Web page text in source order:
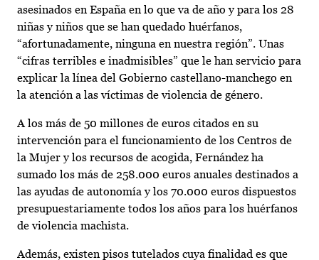
asesinados en España en lo que va de año y para los 28
niñas y niños que se han quedado huérfanos,
“afortunadamente, ninguna en nuestra región”. Unas
“cifras terribles e inadmisibles” que le han servicio para
explicar la línea del Gobierno castellano-manchego en
la atención a las víctimas de violencia de género.
A los más de 50 millones de euros citados en su
intervención para el funcionamiento de los Centros de
la Mujer y los recursos de acogida, Fernández ha
sumado los más de 258.000 euros anuales destinados a
las ayudas de autonomía y los 70.000 euros dispuestos
presupuestariamente todos los años para los huérfanos
de violencia machista.
Además, existen pisos tutelados cuya finalidad es que